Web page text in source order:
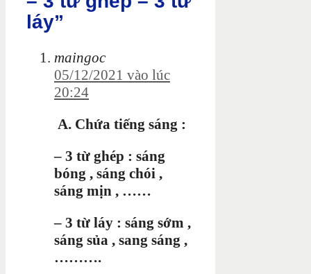
láy”
maingoc
05/12/2021 vào lúc
20:24
A. Chứa tiếng sáng :
– 3 từ ghép : sáng
bóng , sáng chói ,
sáng mịn , ……
– 3 từ láy : sáng sớm ,
sáng sủa , sang sáng ,
……….